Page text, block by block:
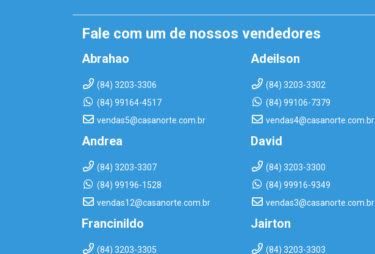
Fale com um de nossos vendedores
Abrahao
(84) 3203-3306
(84) 99164-4517
vendas5@casanorte.com.br
Adeilson
(84) 3203-3302
(84) 99106-7379
vendas4@casanorte.com.br
Andrea
(84) 3203-3307
(84) 99196-1528
vendas12@casanorte.com.br
David
(84) 3203-3300
(84) 99916-9349
vendas3@casanorte.com.br
Francinildo
(84) 3203-3305
Jairton
(84) 3203-3303